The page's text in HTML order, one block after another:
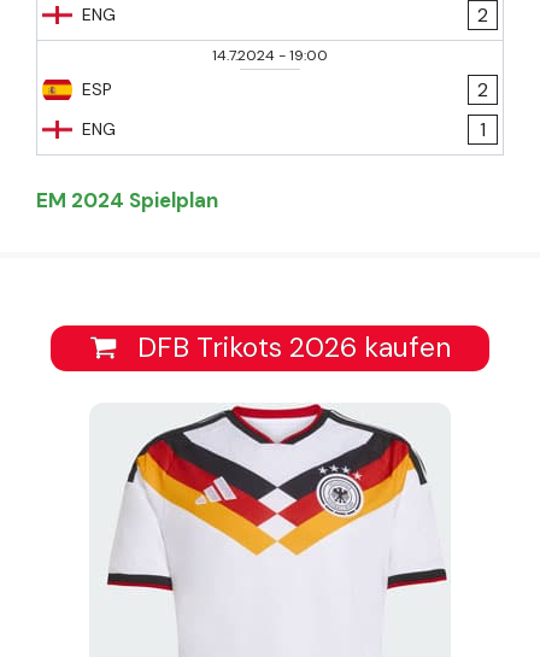
ENG
2
14.7.2024-19:00
ESP
ENG
2
1
EM 2024 Spielplan
DFB Trikots 2026 kaufen